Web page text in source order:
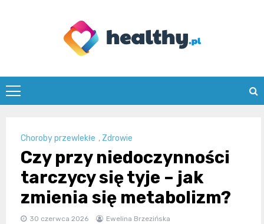
healthy.pl
Choroby przewlekłe , Zdrowie
Czy przy niedoczynności
tarczycy się tyje – jak
zmienia się metabolizm?
30 czerwca 2026 Ewelina Brzezińska